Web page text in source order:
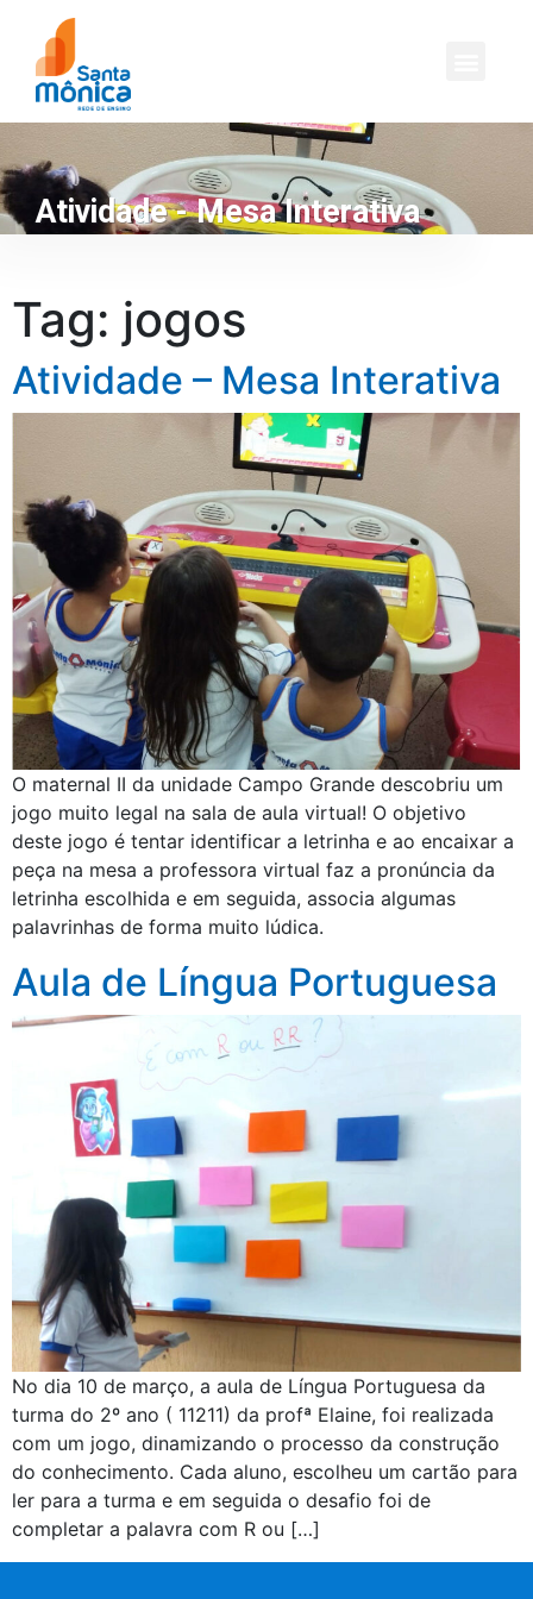
Atividade - Mesa Interativa
Tag: jogos
Atividade – Mesa Interativa
O maternal II da unidade Campo Grande descobriu um
jogo muito legal na sala de aula virtual! O objetivo
deste jogo é tentar identificar a letrinha e ao encaixar a
peça na mesa a professora virtual faz a pronúncia da
letrinha escolhida e em seguida, associa algumas
palavrinhas de forma muito lúdica.
Aula de Língua Portuguesa
No dia 10 de março, a aula de Língua Portuguesa da
turma do 2º ano ( 11211) da profª Elaine, foi realizada
com um jogo, dinamizando o processo da construção
do conhecimento. Cada aluno, escolheu um cartão para
ler para a turma e em seguida o desafio foi de
completar a palavra com R ou […]